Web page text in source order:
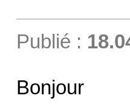
Publié :
Bonjour